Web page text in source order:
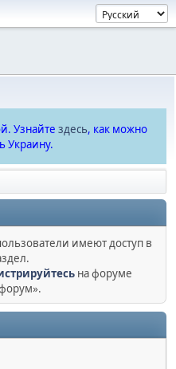
Узнайте здесь, как можно
Украину.
имеют доступ в
на форуме